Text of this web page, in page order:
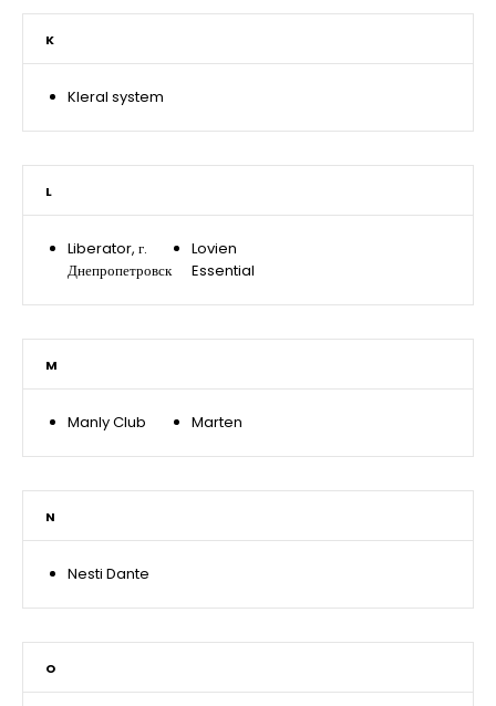
K
Kleral system
L
Liberator, г.
Днепропетровск
Lovien
Essential
M
Manly Club Marten
N
Nesti Dante
O